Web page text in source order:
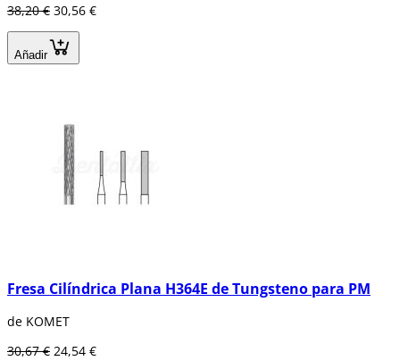
38,20 € 30,56 €
Añadir
Fresa Cilíndrica Plana H364E de Tungsteno para PM
de KOMET
30,67 € 24,54 €